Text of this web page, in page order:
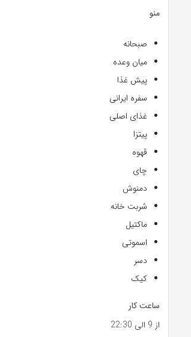
منو
صبحانه
میان وعده
پیش غذا
سفره ایرانی
غذای اصلی
پیتزا
قهوه
چای
دمنوش
شربت خانه
ماکتیل
اسموتی
دسر
کیک
ساعت کار
از 9 الی 22:30